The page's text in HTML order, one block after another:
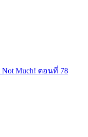
Not Much! ตอนที่ 78